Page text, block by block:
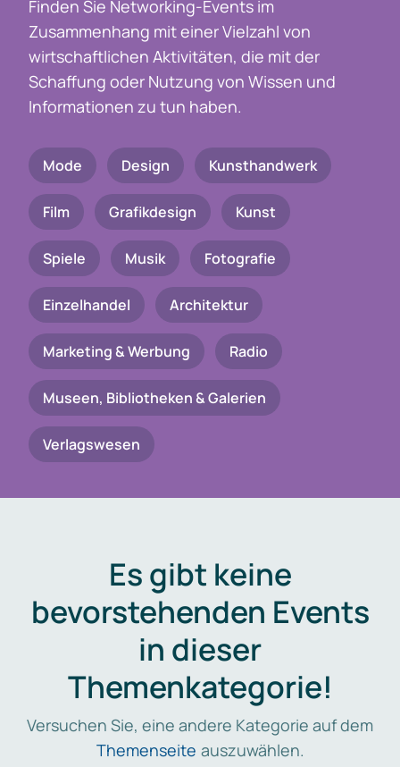
Finden Sie Networking-Events im
Zusammenhang mit einer Vielzahl von
wirtschaftlichen Aktivitäten, die mit der
Schaffung oder Nutzung von Wissen und
Informationen zu tun haben.
Mode Design Kunsthandwerk
Film Grafikdesign Kunst
Spiele Musik Fotografie
Einzelhandel Architektur
Marketing & Werbung Radio
Museen, Bibliotheken & Galerien
Verlagswesen
Es gibt keine
bevorstehenden Events
in dieser
Themenkategorie!
Versuchen Sie, eine andere Kategorie auf dem
Themenseite auszuwählen.